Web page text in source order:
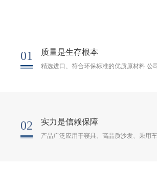
01 质量是生存根本
精选进口、符合环保标准的优质原材料 公
02 实力是信赖保障
产品广泛应用于寝具、高品质沙发、乘用